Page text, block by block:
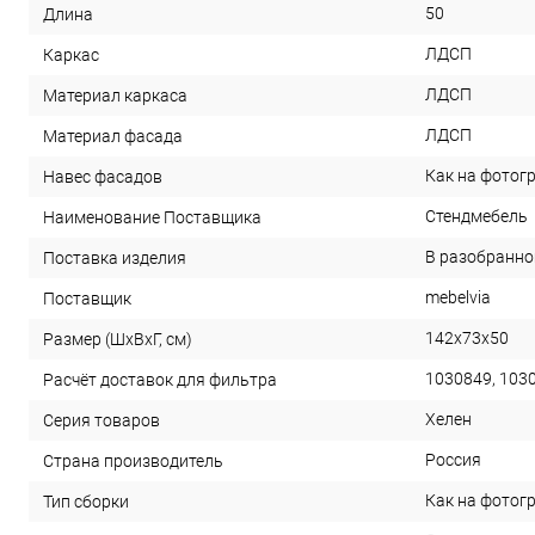
Длина 50
Каркас ЛДСП
Материал каркаса ЛДСП
Материал фасада ЛДСП
Навес фасадов Как на
Наименование Поставщика Стендмебель
Поставка изделия В
Поставщик mebelvia
Размер (ШхВхГ, см) 142х73х50
Расчёт доставок для фильтра 1030849,
Серия товаров Хелен
Страна производитель Россия
Тип сборки Как на